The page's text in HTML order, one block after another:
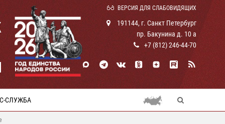
ВЕРСИЯ ДЛЯ СЛАБОВИДЯЩИХ
191144, г. Санкт Петербург
пр. Бакунина д. 10 а
+7 (812) 246-44-70
СЛУЖБА